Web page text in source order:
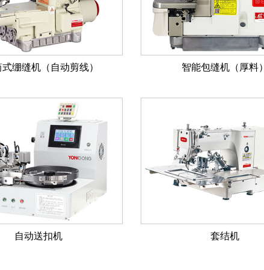
式绷缝机（自动剪线） 智能包缝机（厚料）
自动送扣机 套结机